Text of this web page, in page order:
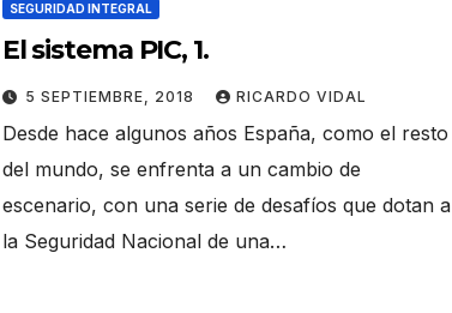
SEGURIDAD INTEGRAL
El sistema PIC, 1.
5 SEPTIEMBRE, 2018 RICARDO VIDAL
Desde hace algunos años España, como el resto
del mundo, se enfrenta a un cambio de
escenario, con una serie de desafíos que dotan a
la Seguridad Nacional de una…